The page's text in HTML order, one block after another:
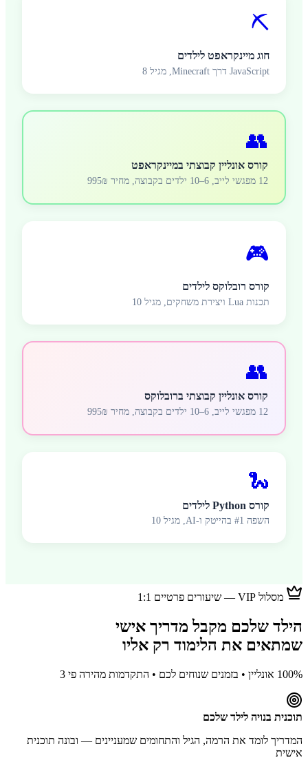
⛏️
חוג מיינקראפט לילדים
JavaScript דרך Minecraft, מגיל 8
👥
קורס אונליין קבוצתי במיינקראפט
12 מפגשי לייב, 6–10 ילדים בקבוצה, מחיר 995₪
🎮
קורס רובלוקס לילדים
תכנות Lua ויצירת משחקים, מגיל 10
👥
קורס אונליין קבוצתי ברובלוקס
12 מפגשי לייב, 6–10 ילדים בקבוצה, מחיר 995₪
🐍
קורס Python לילדים
השפה #1 בהייטק ו-AI, מגיל 10
מסלול VIP — שיעורים פרטיים 1:1
הילד שלכם מקבל מדריך אישי
שמתאים את הלימוד רק אליו
100% אונליין • בזמנים שנוחים לכם • התקדמות מהירה פי 3
תוכנית בנויה לילד שלכם
המדריך לומד את הרמה, הגיל והתחומים שמעניינים — ובונה תוכנית
אישית